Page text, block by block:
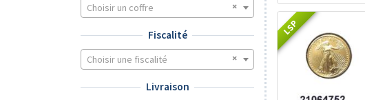
Choisir un coffre
Fiscalité
Choisir une fiscalité
Livraison
LSP